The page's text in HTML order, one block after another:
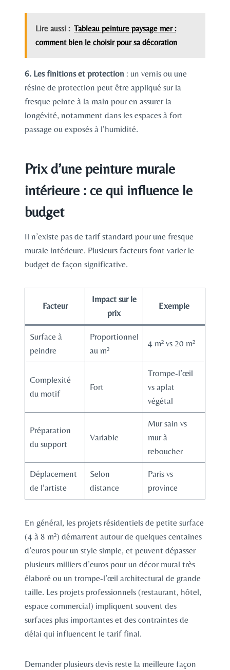
Lire aussi : Tableau peinture paysage mer :
comment bien le choisir pour sa décoration
6. Les finitions et protection : un vernis ou une
résine de protection peut être appliqué sur la
fresque peinte à la main pour en assurer la
longévité, notamment dans les espaces à fort
passage ou exposés à l’humidité.
Prix d’une peinture murale
intérieure : ce qui influence le
budget
Il n’existe pas de tarif standard pour une fresque
murale intérieure. Plusieurs facteurs font varier le
budget de façon significative.
Facteur
Impact sur le
prix
Exemple
Surface à
peindre
Proportionnel
au m²
4 m² vs 20 m²
Complexité
du motif
Fort
Trompe-l’œil
vs aplat
végétal
Préparation
du support
Variable
Mur sain vs
mur à
reboucher
Déplacement
de l’artiste
Selon
distance
Paris vs
province
En général, les projets résidentiels de petite surface
(4 à 8 m²) démarrent autour de quelques centaines
d’euros pour un style simple, et peuvent dépasser
plusieurs milliers d’euros pour un décor mural très
élaboré ou un trompe-l’œil architectural de grande
taille. Les projets professionnels (restaurant, hôtel,
espace commercial) impliquent souvent des
surfaces plus importantes et des contraintes de
délai qui influencent le tarif final.
Demander plusieurs devis reste la meilleure façon